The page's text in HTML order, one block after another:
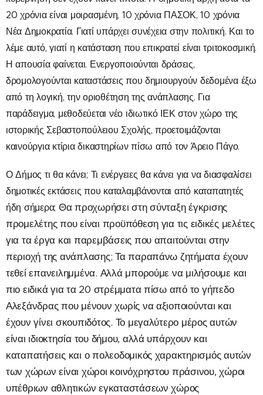
20 χρόνια είναι μοιρασμένη, 10 χρόνια ΠΑΣΟΚ, 10 χρόνια
Νέα Δημοκρατία. Γιατί υπάρχει συνέχεια στην πολιτική. Και το
λέμε αυτό, γιατί η κατάσταση που επικρατεί είναι τριτοκοσμική.
Η απουσία φαίνεται. Ενεργοποιούνται δράσεις,
δρομολογούνται καταστάσεις που δημιουργούν δεδομένα έξω
από τη λογική, την οριοθέτηση της ανάπλασης. Για
παράδειγμα, μεθοδεύεται νέο ιδιωτικό ΙΕΚ στον χώρο της
ιστορικής Σεβαστοπούλειου Σχολής, προετοιμάζονται
καινούργια κτίρια δικαστηρίων πίσω από τον Άρειο Πάγο.
Ο Δήμος τι θα κάνει; Τι ενέργειες θα κάνει για να διασφαλίσει
δημοτικές εκτάσεις που καταλαμβάνονται από καταπατητές
ήδη σήμερα; Θα προχωρήσει στη σύνταξη έγκρισης
προμελέτης που είναι προϋπόθεση για τις ειδικές μελέτες
για τα έργα και παρεμβάσεις που απαιτούνται στην
περιοχή της ανάπλασης; Τα παραπάνω ζητήματα έχουν
τεθεί επανειλημμένα. Αλλά μπορούμε να μιλήσουμε και
πιο ειδικά για τα 20 στρέμματα πίσω από το γήπεδο
Αλεξάνδρας που μένουν χωρίς να αξιοποιούνται και
έχουν γίνει σκουπιδότος. Το μεγαλύτερο μέρος αυτών
είναι ιδιοκτησία του δήμου, αλλά υπάρχουν και
καταπατήσεις και ο πολεοδομικός χαρακτηρισμός αυτών
των χώρων είναι χώροι κοινόχρηστου πράσινου, χώροι
υπέθριων αθλητικών εγκαταστάσεων χώρος